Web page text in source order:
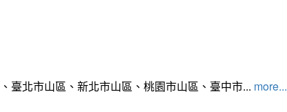
臺北市山區、新北市山區、桃園市山區、臺中市... more...